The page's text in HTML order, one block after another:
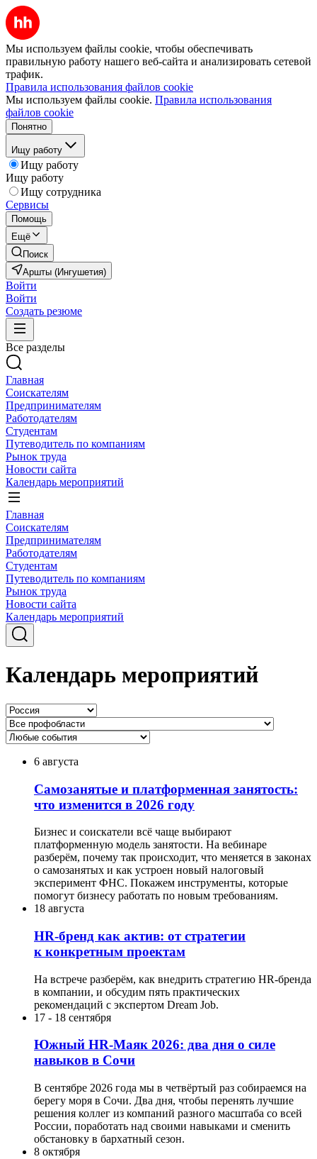
Мы используем файлы cookie, чтобы обеспечивать
правильную работу нашего веб-сайта и анализировать сетевой
трафик.
Правила использования файлов cookie
Мы используем файлы cookie. Правила использования
файлов cookie
Понятно
Ищу работу
Ищу работу
Ищу работу
Ищу сотрудника
Сервисы
Помощь
Ещё
Поиск
Аршты (Ингушетия)
Войти
Войти
Создать резюме
Все разделы
Главная
Соискателям
Предпринимателям
Работодателям
Студентам
Путеводитель по компаниям
Рынок труда
Новости сайта
Календарь мероприятий
Главная
Соискателям
Предпринимателям
Работодателям
Студентам
Путеводитель по компаниям
Рынок труда
Новости сайта
Календарь мероприятий
Календарь мероприятий
6 августа
Самозанятые и платформенная занятость:
что изменится в 2026 году
Бизнес и соискатели всё чаще выбирают
платформенную модель занятости. На вебинаре
разберём, почему так происходит, что меняется в законах
о самозанятых и как устроен новый налоговый
эксперимент ФНС. Покажем инструменты, которые
помогут бизнесу работать по новым требованиям.
18 августа
HR-бренд как актив: от стратегии
к конкретным проектам
На встрече разберём, как внедрить стратегию HR-бренда
в компании, и обсудим пять практических
рекомендаций с экспертом Dream Job.
17 - 18 сентября
Южный HR-Маяк 2026: два дня о силе
навыков в Сочи
В сентябре 2026 года мы в четвёртый раз собираемся на
берегу моря в Сочи. Два дня, чтобы перенять лучшие
решения коллег из компаний разного масштаба со всей
России, поработать над своими навыками и сменить
обстановку в бархатный сезон.
8 октября